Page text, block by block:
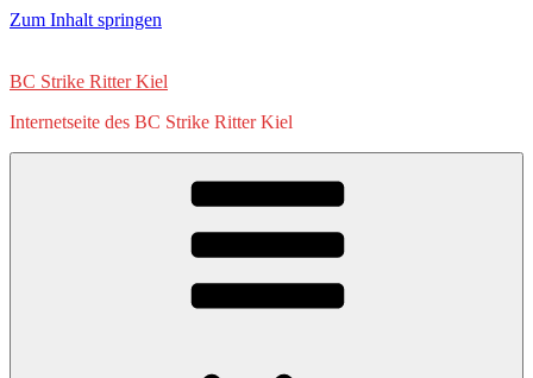
Zum Inhalt springen
BC Strike Ritter Kiel
Internetseite des BC Strike Ritter Kiel